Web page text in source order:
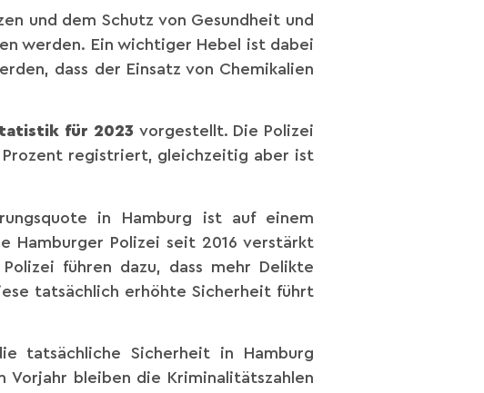
und dem Schutz von Gesundheit und
werden. Ein wichtiger Hebel ist dabei
dass der Einsatz von Chemikalien
für 2023 vorgestellt. Die Polizei
Prozent registriert, gleichzeitig aber ist
in Hamburg ist auf einem
Hamburger Polizei seit 2016 verstärkt
führen dazu, dass mehr Delikte
tatsächlich erhöhte Sicherheit führt
tatsächliche Sicherheit in Hamburg
Vorjahr bleiben die Kriminalitätszahlen